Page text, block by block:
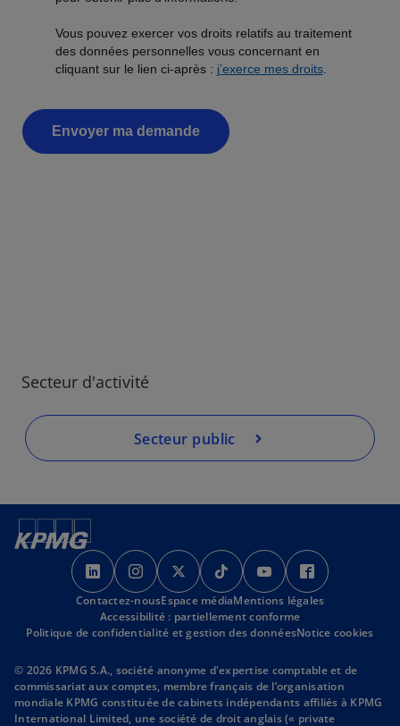
Secteur d'activité
Secteur public
s
’
o
u
r
e
d
s
’
o
u
r
e
d
s
’
o
u
r
e
d
s
’
o
u
r
e
d
s
’
o
u
r
e
d
’
r
e
d
Contactez-nousEspace médiaMentions légales
Accessibilité : partiellement conforme
Politique de confidentialité et gestion des donnéesNotice cookies
© 2026 KPMG S.A., société anonyme d'expertise comptable et de
commissariat aux comptes, membre français de l’organisation
mondiale KPMG constituée de cabinets indépendants affiliés à KPMG
International Limited, une société de droit anglais (« private